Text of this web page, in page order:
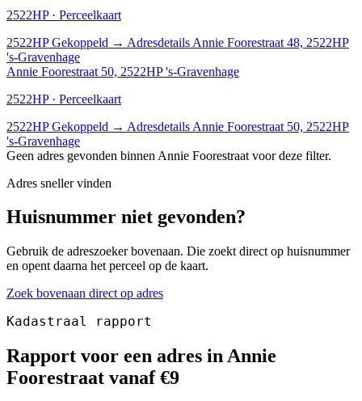
2522HP · Perceelkaart
2522HP Gekoppeld → Adresdetails Annie Foorestraat 48, 2522HP
's-Gravenhage
Annie Foorestraat 50, 2522HP 's-Gravenhage
2522HP · Perceelkaart
2522HP Gekoppeld → Adresdetails Annie Foorestraat 50, 2522HP
's-Gravenhage
Geen adres gevonden binnen Annie Foorestraat voor deze filter.
Adres sneller vinden
Huisnummer niet gevonden?
Gebruik de adreszoeker bovenaan. Die zoekt direct op huisnummer
en opent daarna het perceel op de kaart.
Zoek bovenaan direct op adres
Kadastraal rapport
Rapport voor een adres in Annie
Foorestraat vanaf €9